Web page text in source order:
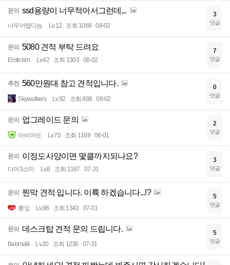
문의 ssd용량이 너무적어서그런데,..
너무어렵다능 Lv.12 조회 1068 08-02
3
댓글
문의 5080 견적 부탁 드려요
Eroticism Lv.42 조회 1303 08-02
7
댓글
추천 560만원대 참고 견적입니다.
Skywalkers Lv.92 조회 888 08-02
0
댓글
문의 업그레이드 문의
아비아오 Lv.70 조회 1169 08-01
2
댓글
문의 이정도사양이면 몇클까지되나요?
디아3소마 Lv.8 조회 1167 07-31
3
댓글
문의 찐막 견적 입니다. 이륙 하겠습니다...!?
뽕잎 Lv.86 조회 1343 07-31
5
댓글
문의 데스크탑 견적 문의 드립니다.
Babmalli Lv.20 조회 1236 07-31
5
댓글